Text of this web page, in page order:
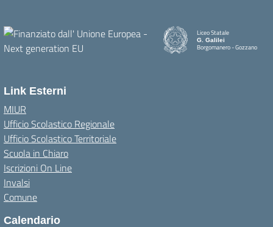
Liceo Statale
G. Galilei
Borgomanero - Gozzano
Link Esterni
MIUR
Ufficio Scolastico Regionale
Ufficio Scolastico Territoriale
Scuola in Chiaro
Iscrizioni On Line
Invalsi
Comune
Calendario